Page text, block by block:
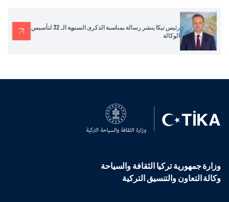
رئيس تيكا ينشر رسالة بمناسبة الذكرى السنوية الـ 32 لتأسيس
الوكالة
وزارة جمهورية تركيا الثقافة والسياحة
وكالة التعاون والتنسيق التركية